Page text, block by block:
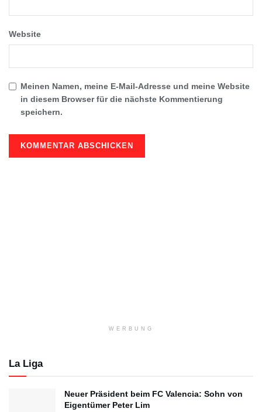
Website
Meinen Namen, meine E-Mail-Adresse und meine Website
in diesem Browser für die nächste Kommentierung
speichern.
WERBUNG
La Liga
Neuer Präsident beim FC Valencia: Sohn von
Eigentümer Peter Lim